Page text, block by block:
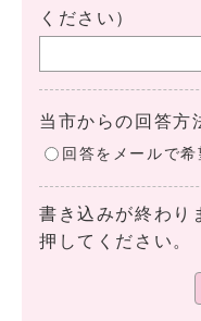
ください）
当市からの回答方
回答をメールで希
書き込みが終わり
押してください。